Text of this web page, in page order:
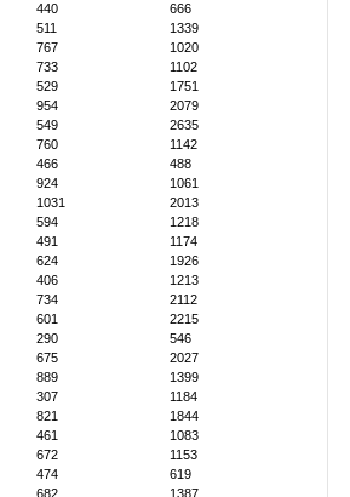
440
666
511
1339
767
1020
733
1102
529
1751
954
2079
549
2635
760
1142
466
488
924
1061
1031
2013
594
1218
491
1174
624
1926
406
1213
734
2112
601
2215
290
546
675
2027
889
1399
307
1184
821
1844
461
1083
672
1153
474
619
682
1387